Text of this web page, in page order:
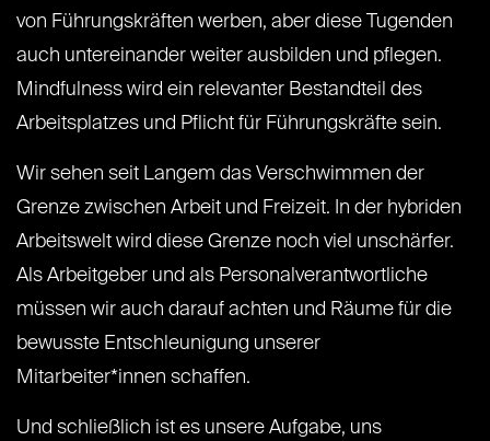
von Führungskräften werben, aber diese Tugenden
auch untereinander weiter ausbilden und pflegen.
Mindfulness wird ein relevanter Bestandteil des
Arbeitsplatzes und Pflicht für Führungskräfte sein.
Wir sehen seit Langem das Verschwimmen der
Grenze zwischen Arbeit und Freizeit. In der hybriden
Arbeitswelt wird diese Grenze noch viel unschärfer.
Als Arbeitgeber und als Personalverantwortliche
müssen wir auch darauf achten und Räume für die
bewusste Entschleunigung unserer
Mitarbeiter*innen schaffen.
Und schließlich ist es unsere Aufgabe, uns